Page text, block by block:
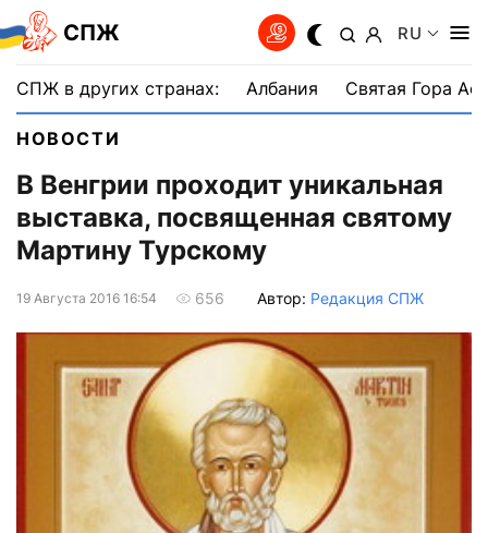
СПЖ RU
СПЖ в других странах: Албания Святая Гора
НОВОСТИ
В Венгрии проходит уникальная
выставка, посвященная святому
Мартину Турскому
19 Августа 2016 16:54 656 Автор: Редакция СПЖ